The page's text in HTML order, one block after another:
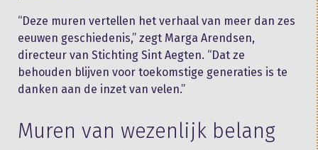
“Deze muren vertellen het verhaal van meer dan zes
eeuwen geschiedenis,” zegt Marga Arendsen,
directeur van Stichting Sint Aegten. “Dat ze
behouden blijven voor toekomstige generaties is te
danken aan de inzet van velen.”
Muren van wezenlijk belang